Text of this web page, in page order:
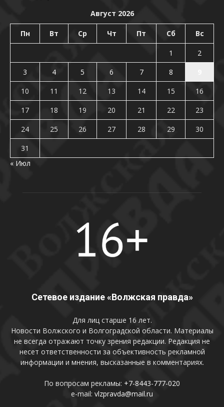
Август 2026
Пн Вт Ср Чт Пт Сб Вс
1
2
3
4 5 6 7 8
10
11 12 13 14 15
16
17
18 19 20 21 22
23
24
25 26 27 28 29
30
31
« Июл
Сетевое издание «Волжская правда»
Для лиц старше 16 лет.
Новости Волжского и Волгоградской области. Материалы
не всегда отражают точку зрения редакции. Редакция не
несет ответственности за объективность рекламной
информации и мнения, высказанные в комментариях.
По вопросам рекламы: +7-8443-777-020
e-mail: vlzpravda@mail.ru